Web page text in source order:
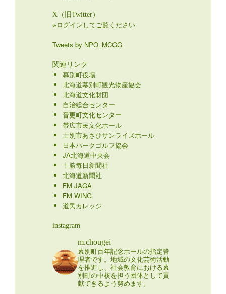
X（旧Twitter）
※ログインしてご覧ください
Tweets by NPO_MCGG
関連リンク
幕別町役場
北海道幕別町観光物産協会
北海道文化財団
自治総合センター
音更町文化センター
帯広市民文化ホール
士別市あさひサンライズホール
日本パークゴルフ協会
JA北海道中央会
十勝毎日新聞社
北海道新聞社
FM JAGA
FM WING
道民カレッジ
instagram
m.chougei
幕別町百年記念ホールの指定管
理者です。地域の文化芸術活動
を推進し、社会教育における幕
別町の中核を担う団体として貢
献できるよう努めます。